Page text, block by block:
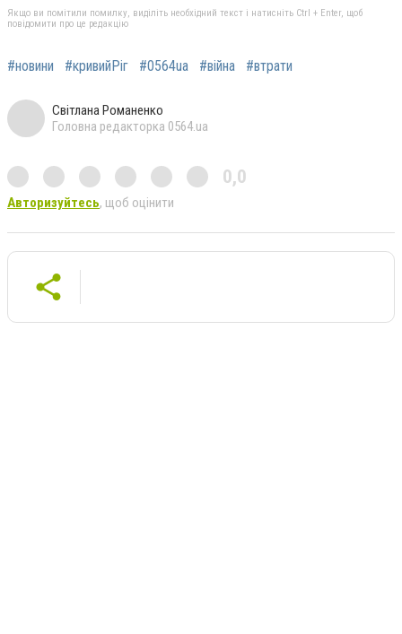
Якщо ви помітили помилку, виділіть необхідний текст і натисніть Ctrl + Enter, щоб
повідомити про це редакцію
#новини #кривийРіг #0564ua #війна #втрати
Світлана Романенко
Головна редакторка 0564.ua
0,0
Авторизуйтесь, щоб оцінити